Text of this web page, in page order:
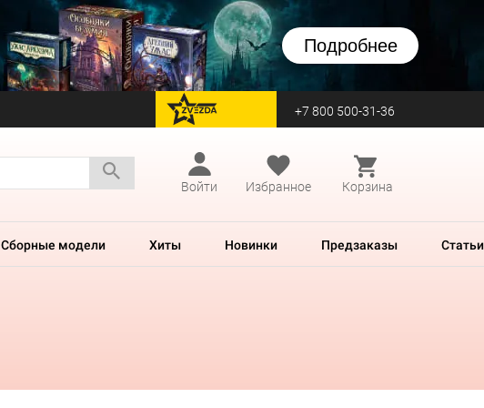
Подробнее
перейти на Zvezda +7 800 500-31-36
Войти
Избранное Корзина
Сборные модели Хиты Новинки Предзаказы Статьи